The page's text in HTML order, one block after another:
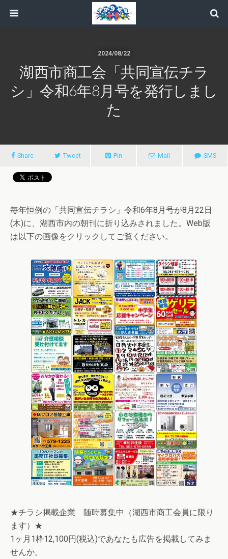
2024/08/22
湖西市商工会「共同宣伝チラ
シ」令和6年8月号を発行しまし
た
Share Tweet Pin Mail SMS
毎年恒例の「共同宣伝チラシ」令和6年8月号が8月22日
(木)に、湖西市内の朝刊に折り込みされました。Web版
は以下の画像をクリックしてご覧ください。
★チラシ掲載企業 随時募集中（湖西市商工会員に限り
ます）★
1ヶ月1枠12,100円(税込)であなたも広告を掲載してみま
せんか。